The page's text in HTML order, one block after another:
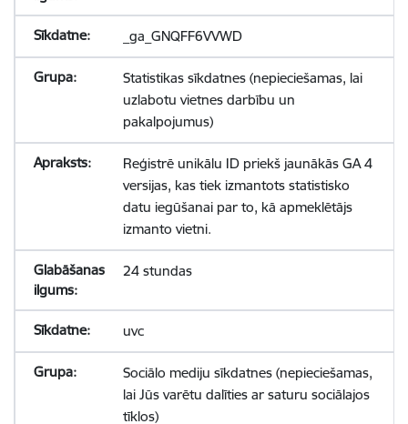
_ga_GNQFF6VVWD
Statistikas sīkdatnes (nepieciešamas, lai
uzlabotu vietnes darbību un
pakalpojumus)
Reģistrē unikālu ID priekš jaunākās GA 4
versijas, kas tiek izmantots statistisko
datu iegūšanai par to, kā apmeklētājs
izmanto vietni.
24 stundas
uvc
Sociālo mediju sīkdatnes (nepieciešamas,
lai Jūs varētu dalīties ar saturu sociālajos
tīklos)